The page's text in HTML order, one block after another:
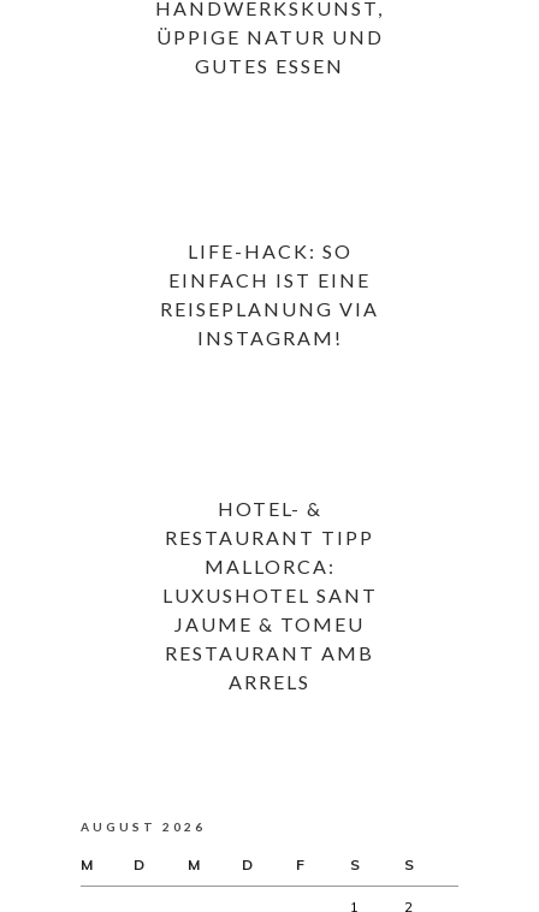
HANDWERKSKUNST,
ÜPPIGE NATUR UND
GUTES ESSEN
LIFE-HACK: SO
EINFACH IST EINE
REISEPLANUNG VIA
INSTAGRAM!
HOTEL- &
RESTAURANT TIPP
MALLORCA:
LUXUSHOTEL SANT
JAUME & TOMEU
RESTAURANT AMB
ARRELS
AUGUST 2026
M D M D F S S
1 2